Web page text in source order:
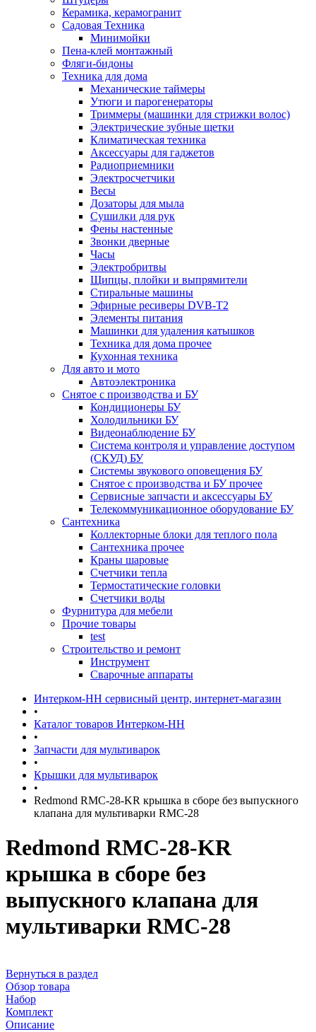
Керамика, керамогранит
Садовая Техника
Минимойки
Пена-клей монтажный
Фляги-бидоны
Техника для дома
Механические таймеры
Утюги и парогенераторы
Триммеры (машинки для стрижки волос)
Электрические зубные щетки
Климатическая техника
Аксессуары для гаджетов
Радиоприемники
Электросчетчики
Весы
Дозаторы для мыла
Сушилки для рук
Фены настенные
Звонки дверные
Часы
Электробритвы
Щипцы, плойки и выпрямители
Стиральные машины
Эфирные ресиверы DVB-T2
Элементы питания
Машинки для удаления катышков
Техника для дома прочее
Кухонная техника
Для авто и мото
Автоэлектроника
Снятое с производства и БУ
Кондиционеры БУ
Холодильники БУ
Видеонаблюдение БУ
Система контроля и управление доступом
(СКУД) БУ
Системы звукового оповещения БУ
Снятое с производства и БУ прочее
Сервисные запчасти и аксессуары БУ
Телекоммуникационное оборудование БУ
Сантехника
Коллекторные блоки для теплого пола
Сантехника прочее
Краны шаровые
Счетчики тепла
Термоcтатические головки
Счетчики воды
Фурнитура для мебели
Прочие товары
test
Строительство и ремонт
Инструмент
Сварочные аппараты
Интерком-НН сервисный центр, интернет-магазин
•
Каталог товаров Интерком-НН
•
Запчасти для мультиварок
•
Крышки для мультиварок
•
Redmond RMC-28-KR крышка в сборе без выпускного
клапана для мультиварки RMC-28
Redmond RMC-28-KR
крышка в сборе без
выпускного клапана для
мультиварки RMC-28
Вернуться в раздел
Обзор товара
Набор
Комплект
Описание